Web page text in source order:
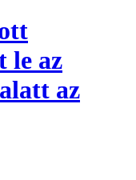
le az
az